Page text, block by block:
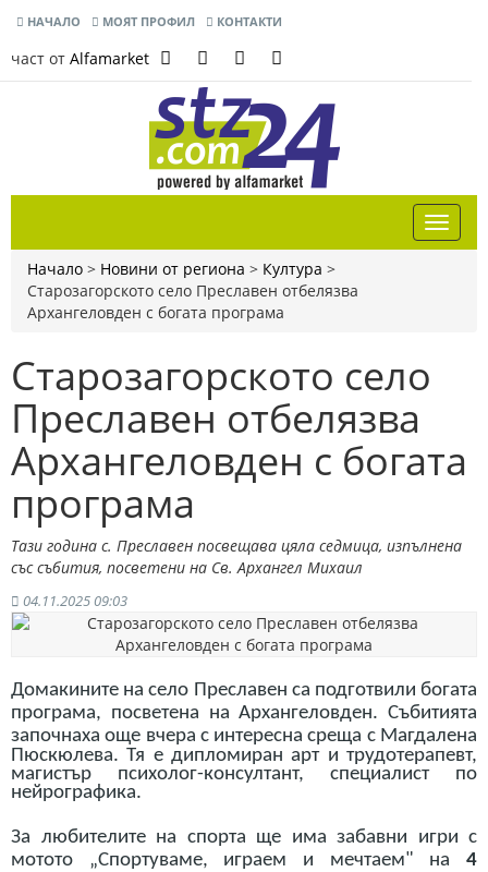
НАЧАЛО МОЯТ ПРОФИЛ КОНТАКТИ
част от Alfamarket
Начало > Новини от региона > Култура >
Старозагорското село Преславен отбелязва
Архангеловден с богата програма
Старозагорското село
Преславен отбелязва
Архангеловден с богата
програма
Тази година с. Преславен посвещава цяла седмица, изпълнена
със събития, посветени на Св. Архангел Михаил
04.11.2025 09:03
Домакините на село Преславен са подготвили богата
програма, посветена на Архангеловден. Събитията
започнаха още вчера с интересна среща с Магдалена
Пюскюлева. Тя е дипломиран арт и трудотерапевт,
магистър психолог-консултант, специалист по
нейрографика.
За любителите на спорта ще има забавни игри с
мотото „Спортуваме, играем и мечтаем" на 4